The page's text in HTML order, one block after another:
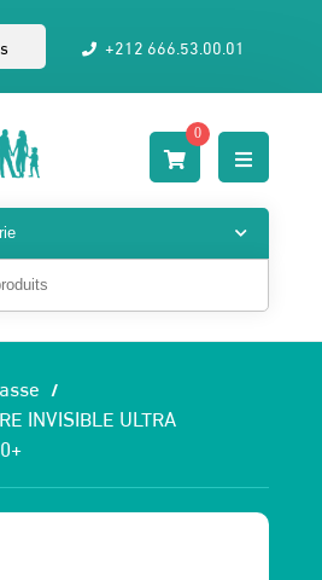
+212 666.53.00.01
0
INVISIBLE ULTRA